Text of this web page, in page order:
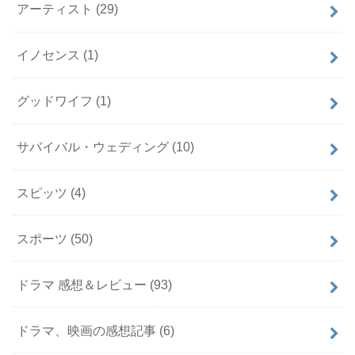
アーティスト (29)
イノセンス (1)
グッドワイフ (1)
サバイバル・ウェディング (10)
スピッツ (4)
スポーツ (50)
ドラマ 感想＆レビュー (93)
ドラマ、映画の感想記事 (6)